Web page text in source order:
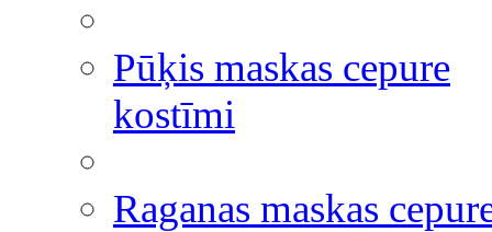
Pūķis maskas cepure
kostīmi
Raganas maskas